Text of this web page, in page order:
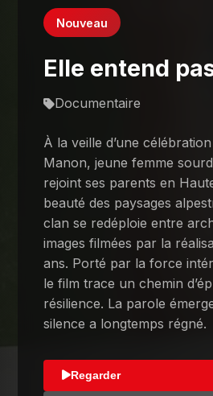
Nouveau
Elle entend
Documentaire
À la veille d’une
Manon, jeune femme
rejoint ses parents en
beauté des paysages
clan se redéploie entre
images filmées par la
ans. Porté par la force
le film trace un chemin
résilience. La parole
silence a longtemps régné.
Regarder